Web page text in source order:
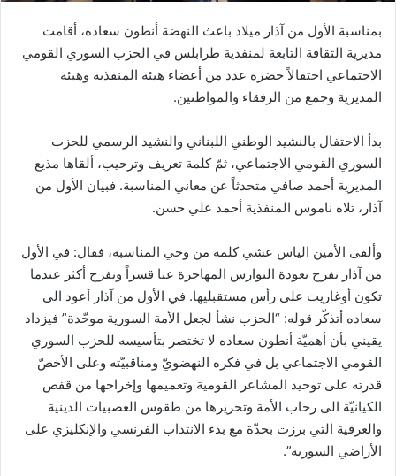
بمناسبة الأول من آذار ميلاد باعث النهضة أنطون سعاده، أقامت
مديرية الثقافة التابعة لمنفذية طرابلس في الحزب السوري القومي
الاجتماعي احتفالاً حضره عدد من أعضاء هيئة المنفذية وهيئة
المديرية وجمع من الرفقاء والمواطنين.
بدأ الاحتفال بالنشيد الوطني اللبناني والنشيد الرسمي للحزب
السوري القومي الاجتماعي، ثمّ كلمة تعريف وترحيب، ألقاها مذيع
المديرية أحمد صافي متحدثاً عن معاني المناسبة. فبيان الأول من
آذار، تلاه ناموس المنفذية أحمد علي حسن.
وألقى الأمين الياس عشي كلمة من وحي المناسبة، فقال: في الأول
من آذار نفرح بعودة النوارس المهاجرة عنا قسراً ونفرح أكثر عندما
تكون أوغاريت على رأس مستقبليها. في الأول من آذار أعود الى
سعاده أتذكّر قوله: “الحزب نشأ لجعل الأمة السورية موحّدة” فيزداد
يقيني بأن أهميّة أنطون سعاده لا تختصر بتأسيسه للحزب السوري
القومي الاجتماعي بل في فكره النهضويّ ومناقبيّته وعلى الأخصّ
قدرته على توحيد المشاعر القومية وتعميمها وإخراجها من قفص
الكيانيّة الى رحاب الأمة وتحريرها من طقوس العصبيات الدينية
والعرقية التي برزت بحدّة مع بدء الانتداب الفرنسي والإنكليزي على
الأراضي السورية”.